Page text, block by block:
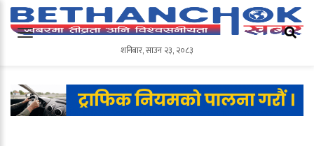
शनिबार,साउन २३,२०८३
शनिबार,साउन २३, २०८३